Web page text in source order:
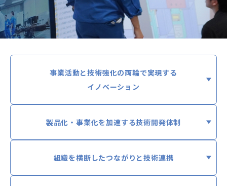
事業活動と技術強化の両輪で実現する
イノベーション
製品化・事業化を加速する技術開発体制
組織を横断したつながりと技術連携